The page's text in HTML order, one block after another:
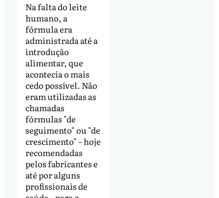
Na falta do leite
humano, a
fórmula era
administrada até a
introdução
alimentar, que
acontecia o mais
cedo possível. Não
eram utilizadas as
chamadas
fórmulas "de
seguimento" ou "de
crescimento" – hoje
recomendadas
pelos fabricantes e
até por alguns
profissionais de